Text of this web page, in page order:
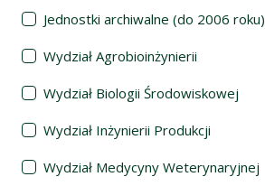
Jednostki archiwalne (do 2006 roku)
Wydział Agrobioinżynierii
Wydział Biologii Środowiskowej
Wydział Inżynierii Produkcji
Wydział Medycyny Weterynaryjnej